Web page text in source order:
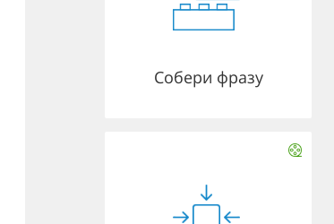
Собери фразу